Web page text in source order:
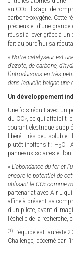
au CO2, il s’agit de
carbone-oxygène. Cette
précieux et d’une
réussi à lever grâce à
fait aujourd’hui sa
« Notre catalyseur est
d’azote, de carbone,
l’introduisons en très
dans laquelle baigne une
Un développement
Une fois réduit avec un
du CO2, ce qui affaiblit
courant électrique
libéré. Très peu soluble,
plutôt inoffensif : H2O !
panneaux solaires et
« L’abondance du fer et
encore le potentiel de
utilisant le CO2 comme
partenariat avec Air
affine à présent sa
d’un pilote, avant
l’échelle de la recherche,
(1) L’équipe est lauréate
Challenge, décerné par